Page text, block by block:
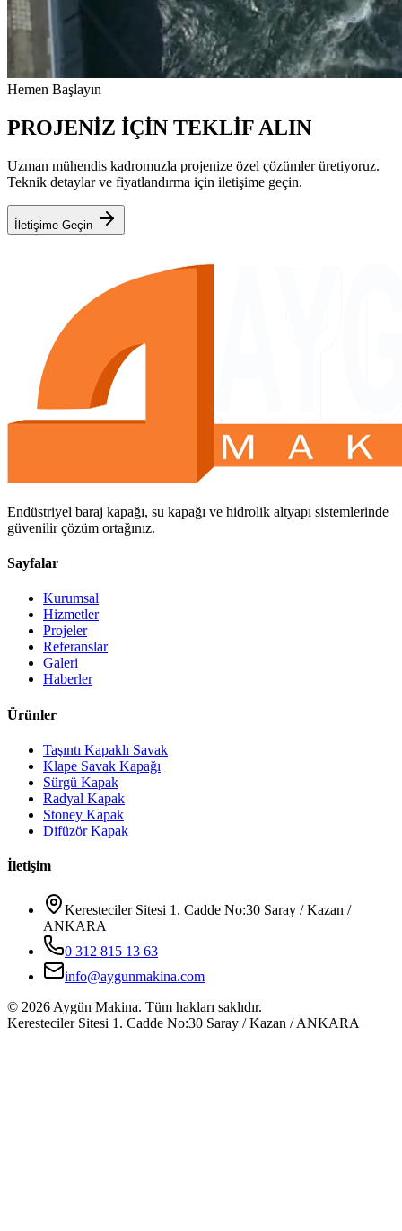
Hemen Başlayın
PROJENİZ İÇİN TEKLİF ALIN
Uzman mühendis kadromuzla projenize özel çözümler üretiyoruz.
Teknik detaylar ve fiyatlandırma için iletişime geçin.
İletişime Geçin
Endüstriyel baraj kapağı, su kapağı ve hidrolik altyapı sistemlerinde
güvenilir çözüm ortağınız.
Sayfalar
Kurumsal
Hizmetler
Projeler
Referanslar
Galeri
Haberler
Ürünler
Taşıntı Kapaklı Savak
Klape Savak Kapağı
Sürgü Kapak
Radyal Kapak
Stoney Kapak
Difüzör Kapak
İletişim
Keresteciler Sitesi 1. Cadde No:30 Saray / Kazan /
ANKARA
0 312 815 13 63
info@aygunmakina.com
© 2026Aygün Makina. Tüm hakları saklıdır.
Keresteciler Sitesi 1. Cadde No:30 Saray / Kazan / ANKARA